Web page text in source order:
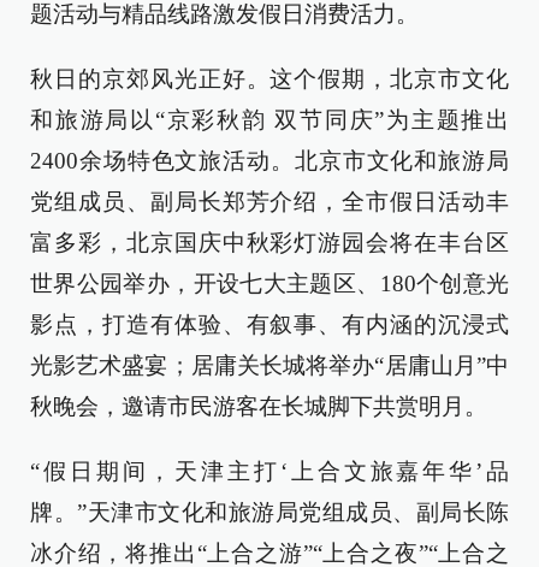
题活动与精品线路激发假日消费活力。
秋日的京郊风光正好。这个假期，北京市文化
和旅游局以“京彩秋韵 双节同庆”为主题推出
2400余场特色文旅活动。北京市文化和旅游局
党组成员、副局长郑芳介绍，全市假日活动丰
富多彩，北京国庆中秋彩灯游园会将在丰台区
世界公园举办，开设七大主题区、180个创意光
影点，打造有体验、有叙事、有内涵的沉浸式
光影艺术盛宴；居庸关长城将举办“居庸山月”中
秋晚会，邀请市民游客在长城脚下共赏明月。
“假日期间，天津主打‘上合文旅嘉年华’品
牌。”天津市文化和旅游局党组成员、副局长陈
冰介绍，将推出“上合之游”“上合之夜”“上合之